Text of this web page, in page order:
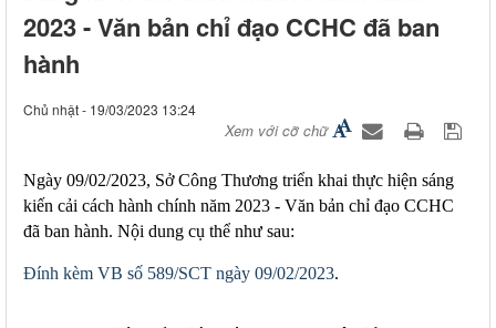
2023 - Văn bản chỉ đạo CCHC đã ban
hành
Chủ nhật - 19/03/2023 13:24
Xem với cỡ chữ
​Ngày 09/02/2023, Sở Công Thương triển khai thực hiện sáng
kiến cải cách hành chính năm 2023 - Văn bản chỉ đạo CCHC
đã ban hành. Nội dung cụ thể như sau:
Đính kèm VB số 589/SCT ngày 09/02/2023.